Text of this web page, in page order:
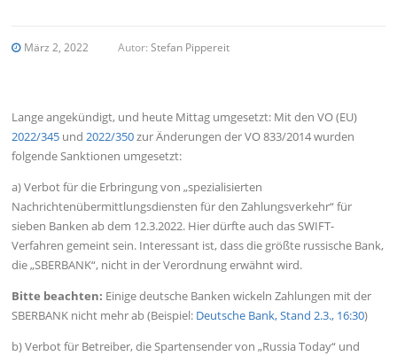
März 2, 2022 Autor:Stefan Pippereit
Lange angekündigt, und heute Mittag umgesetzt: Mit den VO (EU)
2022/345 und2022/350zur Änderungen der VO 833/2014 wurden
folgende Sanktionen umgesetzt:
a) Verbot für die Erbringung von „spezialisierten
Nachrichtenübermittlungsdiensten für den Zahlungsverkehr“ für
sieben Banken ab dem 12.3.2022. Hier dürfte auch das SWIFT-
Verfahren gemeint sein. Interessant ist, dass die größte russische Bank,
die „SBERBANK“, nicht in der Verordnung erwähnt wird.
Bitte beachten: Einige deutsche Banken wickeln Zahlungen mit der
SBERBANK nicht mehr ab (Beispiel: Deutsche Bank, Stand 2.3., 16:30)
b) Verbot für Betreiber, die Spartensender von „Russia Today“ und